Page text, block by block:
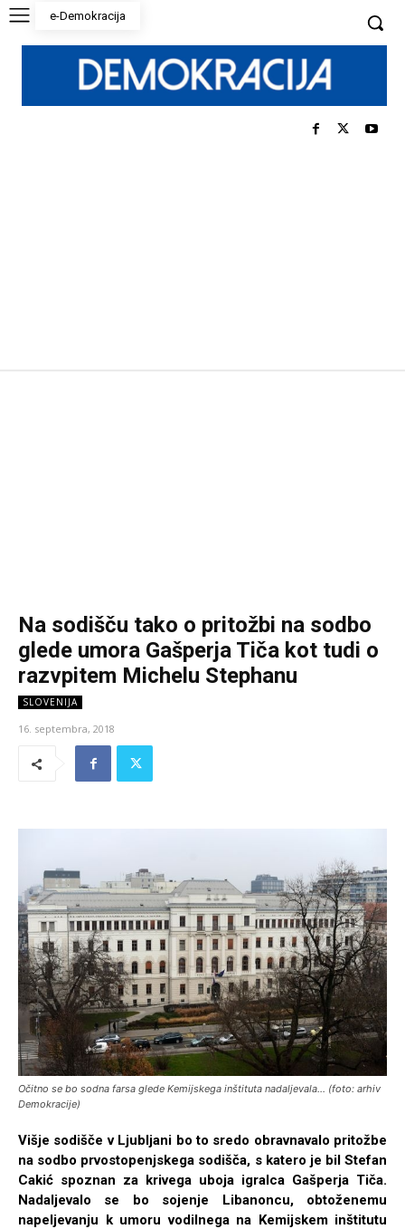
e-Demokracija
Na sodišču tako o pritožbi na sodbo
glede umora Gašperja Tiča kot tudi o
razvpitem Michelu Stephanu
SLOVENIJA
16. septembra, 2018
Očitno se bo sodna farsa glede Kemijskega inštituta nadaljevala... (foto: arhiv
Demokracije)
Višje sodišče v Ljubljani bo to sredo obravnavalo pritožbe
na sodbo prvostopenjskega sodišča, s katero je bil Stefan
Cakić spoznan za krivega uboja igralca Gašperja Tiča.
Nadaljevalo se bo sojenje Libanoncu, obtoženemu
napeljevanju k umoru vodilnega na Kemijskem inštitutu